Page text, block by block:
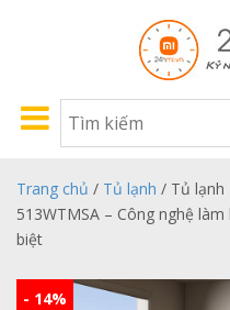
Trang chủ / Tủ lạnh / Tủ lạnh
513WTMSA – Công nghệ
biệt
- 14%